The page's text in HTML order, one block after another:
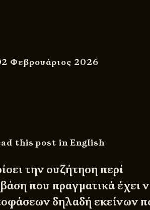
Φεβρουάριος 2026
this post in English
την συζήτηση περί
που πραγματικά έχει
δηλαδή εκείνων